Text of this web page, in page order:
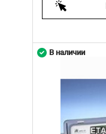
В наличии